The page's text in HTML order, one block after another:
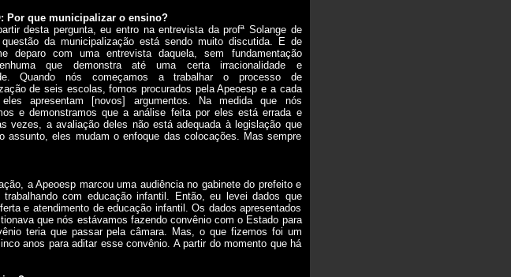
Por que municipalizar o ensino?
desta pergunta, eu entro na entrevista da profª Solange de
da municipalização está sendo muito discutida. E de
deparo com uma entrevista daquela, sem fundamentação
que demonstra até uma certa irracionalidade e
Quando nós começamos a trabalhar o processo de
de seis escolas, fomos procurados pela Apeoesp e a cada
eles apresentam [novos] argumentos. Na medida que nós
e demonstramos que a análise feita por eles está errada e
vezes, a avaliação deles não está adequada à legislação que
assunto, eles mudam o enfoque das colocações. Mas sempre
a Apeoesp marcou uma audiência no gabinete do prefeito e
com educação infantil. Então, eu levei dados que
e atendimento de educação infantil. Os dados apresentados
que nós estávamos fazendo convênio com o Estado para
teria que passar pela câmara. Mas, o que fizemos foi um
anos para aditar esse convênio. A partir do momento que há